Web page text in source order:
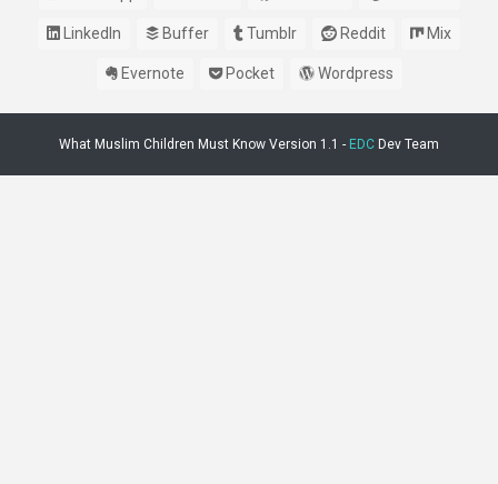
LinkedIn Buffer Tumblr Reddit Mix
Evernote Pocket Wordpress
What Muslim Children Must Know Version 1.1 - EDC Dev Team